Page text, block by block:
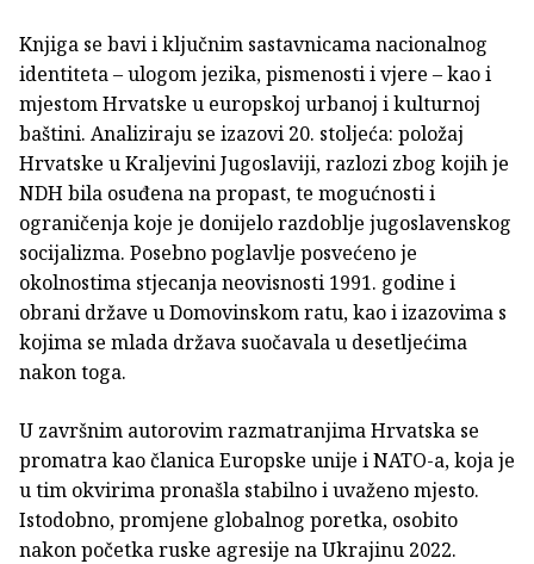
Knjiga se bavi i ključnim sastavnicama nacionalnog
identiteta – ulogom jezika, pismenosti i vjere – kao i
mjestom Hrvatske u europskoj urbanoj i kulturnoj
baštini. Analiziraju se izazovi 20. stoljeća: položaj
Hrvatske u Kraljevini Jugoslaviji, razlozi zbog kojih je
NDH bila osuđena na propast, te mogućnosti i
ograničenja koje je donijelo razdoblje jugoslavenskog
socijalizma. Posebno poglavlje posvećeno je
okolnostima stjecanja neovisnosti 1991. godine i
obrani države u Domovinskom ratu, kao i izazovima s
kojima se mlada država suočavala u desetljećima
nakon toga.
U završnim autorovim razmatranjima Hrvatska se
promatra kao članica Europske unije i NATO-a, koja je
u tim okvirima pronašla stabilno i uvaženo mjesto.
Istodobno, promjene globalnog poretka, osobito
nakon početka ruske agresije na Ukrajinu 2022.